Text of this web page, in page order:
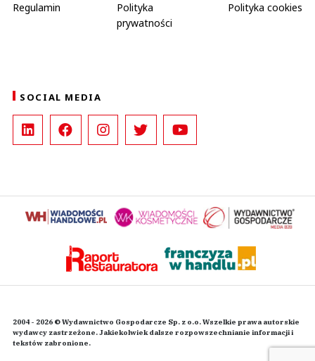
Regulamin
Polityka
prywatności
Polityka cookies
SOCIAL MEDIA
2004 - 2026 © Wydawnictwo Gospodarcze Sp. z o.o. Wszelkie prawa autorskie
wydawcy zastrzeżone. Jakiekolwiek dalsze rozpowszechnianie informacji i
tekstów zabronione.